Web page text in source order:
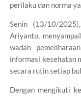
perilaku dan norma
Senin (13/10/
Ariyanto,
wadah
informasi kesehatan
secara rutin setiap
Dengan mengikuti